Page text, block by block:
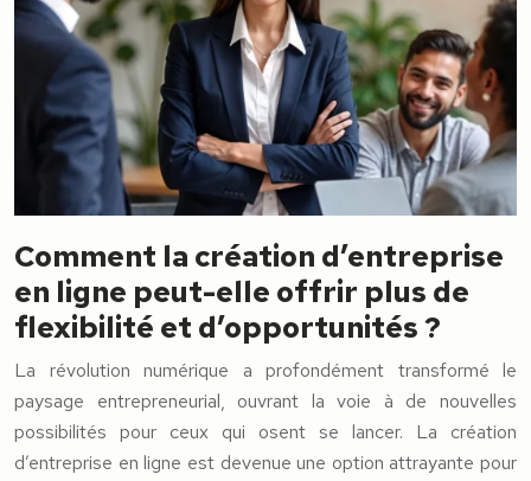
Comment la création d’entreprise
en ligne peut-elle offrir plus de
flexibilité et d’opportunités ?
La révolution numérique a profondément transformé le
paysage entrepreneurial, ouvrant la voie à de nouvelles
possibilités pour ceux qui osent se lancer. La création
d’entreprise en ligne est devenue une option attrayante pour